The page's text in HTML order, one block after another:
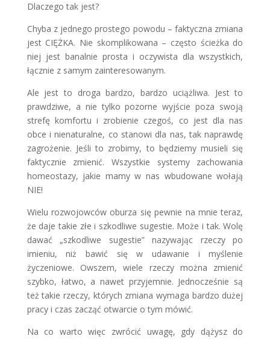
Dlaczego tak jest?
Chyba z jednego prostego powodu – faktyczna zmiana
jest CIĘŻKA. Nie skomplikowana – często ścieżka do
niej jest banalnie prosta i oczywista dla wszystkich,
łącznie z samym zainteresowanym.
Ale jest to droga bardzo, bardzo uciążliwa. Jest to
prawdziwe, a nie tylko pozorne wyjście poza swoją
strefę komfortu i zrobienie czegoś, co jest dla nas
obce i nienaturalne, co stanowi dla nas, tak naprawdę
zagrożenie. Jeśli to zrobimy, to będziemy musieli się
faktycznie zmienić. Wszystkie systemy zachowania
homeostazy, jakie mamy w nas wbudowane wołają
NIE!
Wielu rozwojowców oburza się pewnie na mnie teraz,
że daje takie złe i szkodliwe sugestie. Może i tak. Wolę
dawać „szkodliwe sugestie” nazywając rzeczy po
imieniu, niż bawić się w udawanie i myślenie
życzeniowe. Owszem, wiele rzeczy można zmienić
szybko, łatwo, a nawet przyjemnie. Jednocześnie są
też takie rzeczy, których zmiana wymaga bardzo dużej
pracy i czas zacząć otwarcie o tym mówić.
Na co warto więc zwrócić uwagę, gdy dążysz do